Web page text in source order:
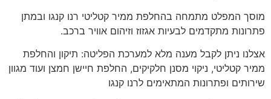
מוסך המפלט מתמחה בהחלפת ממיר קטליטי רנו קנגו ובמתן
פתרונות מתקדמים לבעיות אגזוז וזיהום אוויר ברכב.
אצלנו ניתן לקבל מענה מלא למערכת הפליטה: תיקון והחלפת
ממיר קטליטי, ניקוי מסנן חלקיקים, החלפת חיישן חמצן ועוד מגוון
שירותים ופתרונות המתאימים לרנו קנגו